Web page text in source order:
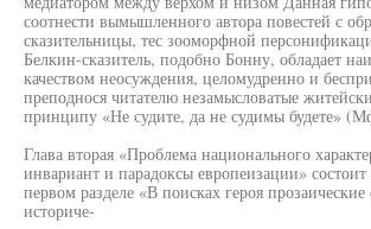
соотнести вымышленного автора повестей с
сказительницы, тес зооморфной
Белкин-сказитель, подобно Бонну, обладает
качеством неосуждения, целомудренно и
преподнося читателю незамысловатые
принципу «Не судите, да не судимы будете»
Глава вторая «Проблема национального
инвариант и парадоксы европеизации»
первом разделе «В поисках героя
историче-